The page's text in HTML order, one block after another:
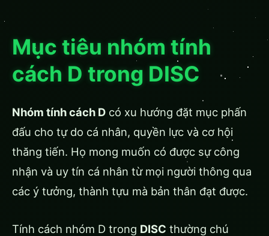
Mục tiêu nhóm tính
cách D trong DISC
Nhóm tính cách D có xu hướng đặt mục phấn
đấu cho tự do cá nhân, quyền lực và cơ hội
thăng tiến. Họ mong muốn có được sự công
nhận và uy tín cá nhân từ mọi người thông qua
các ý tưởng, thành tựu mà bản thân đạt được.
Tính cách nhóm D trong DISC thường chú